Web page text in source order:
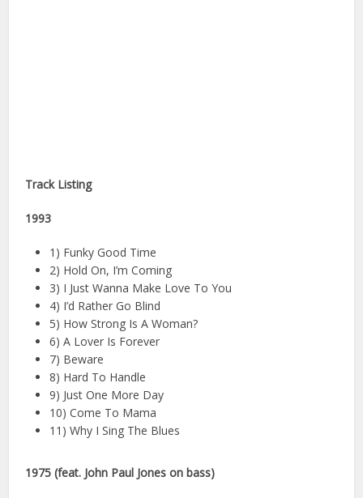
Track Listing
1993
1) Funky Good Time
2) Hold On, I’m Coming
3) I Just Wanna Make Love To You
4) I’d Rather Go Blind
5) How Strong Is A Woman?
6) A Lover Is Forever
7) Beware
8) Hard To Handle
9) Just One More Day
10) Come To Mama
11) Why I Sing The Blues
1975 (feat. John Paul Jones on bass)